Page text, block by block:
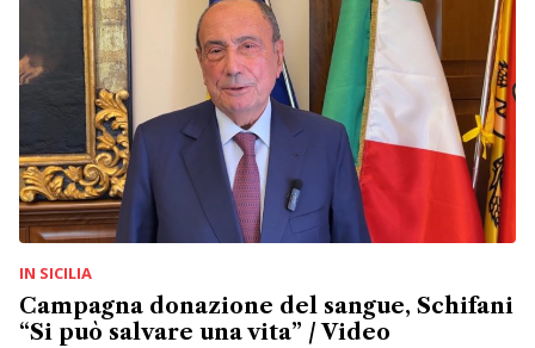
IN SICILIA
Campagna donazione del sangue, Schifani
“Si può salvare una vita” / Video